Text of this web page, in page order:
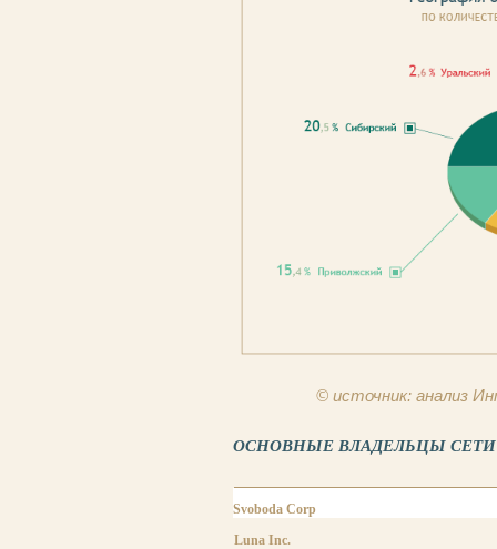
© источник: анализ
ОСНОВНЫЕ ВЛАДЕЛЬЦЫ СЕТИ
Svoboda Corp
Luna Inc.